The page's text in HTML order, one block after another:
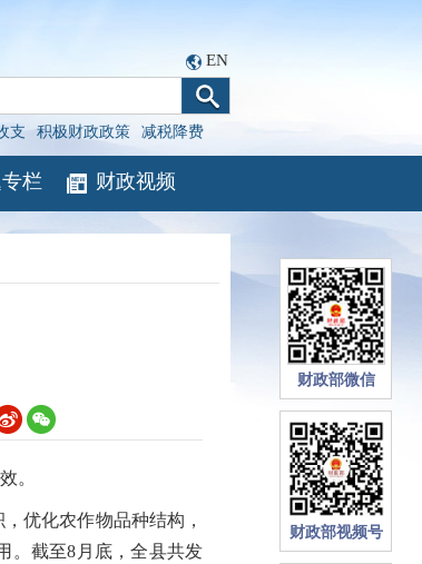
EN
支 积极财政政策 减税降费
栏 财政视频
。
优化农作物品种结构，
。截至8月底，全县共发
财政部微信
财政部视频号